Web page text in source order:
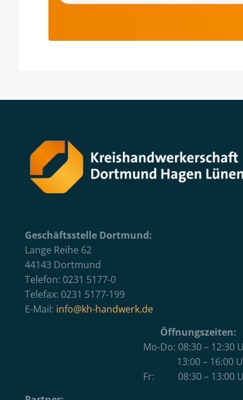
Geschäftsstelle Dortmund:
Lange Reihe 62
44143 Dortmund
Telefon: 0231 5177-0
Telefax: 0231 5177-199
E-Mail: info@kh-handwerk.de
Öffnungszeiten:
Mo-Do: 08:30 – 12:30
13:00 – 16:00
Fr: 08:30 – 13:00